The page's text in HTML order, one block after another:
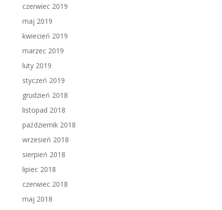
czerwiec 2019
maj 2019
kwiecień 2019
marzec 2019
luty 2019
styczeń 2019
grudzień 2018
listopad 2018
październik 2018
wrzesień 2018
sierpień 2018
lipiec 2018
czerwiec 2018
maj 2018